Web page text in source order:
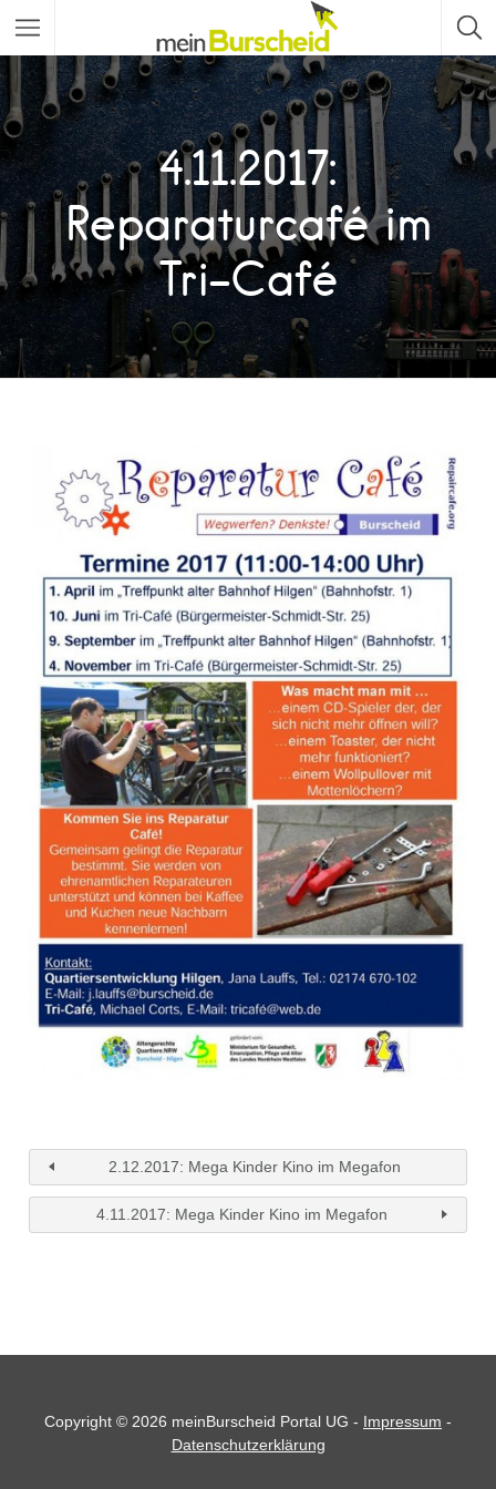
4.11.2017:
Reparaturcafé im
Tri-Café
2.12.2017: Mega Kinder Kino im Megafon
4.11.2017: Mega Kinder Kino im Megafon
Copyright © 2026 meinBurscheid Portal UG - Impressum -
Datenschutzerklärung